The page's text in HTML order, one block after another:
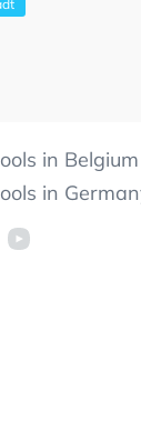
in Belgium
in